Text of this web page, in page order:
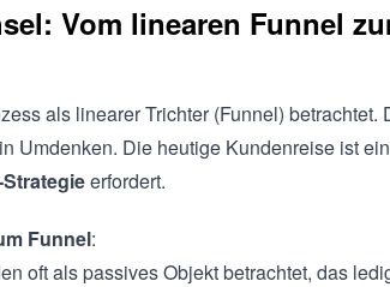
Vom linearen Funnel
als linearer Trichter (Funnel)
Umdenken. Die heutige Kundenreise ist
erfordert.
Funnel:
oft als passives Objekt betrachtet, das